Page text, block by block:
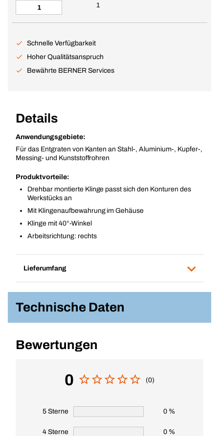
1
Schnelle Verfügbarkeit
Hoher Qualitätsanspruch
Bewährte BERNER Services
Details
Anwendungsgebiete:
Für das Entgraten von Kanten an Stahl-, Aluminium-, Kupfer-,
Messing- und Kunststoffrohren
Produktvorteile:
Drehbar montierte Klinge passt sich den Konturen des
Werkstücks an
Mit Klingenaufbewahrung im Gehäuse
Klinge mit 40°-Winkel
Arbeitsrichtung: rechts
Lieferumfang
Technische Daten
Bewertungen
0 (0)
5 Sterne 0 %
4 Sterne 0 %